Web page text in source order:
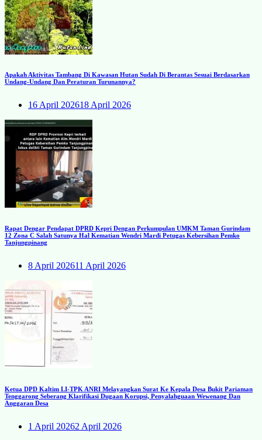
Apakah Aktivitas Tambang Di Kawasan Hutan Sudah Di Berantas Sesuai Berdasarkan
Undang-Undang Dan Peraturan Turunannya?
16 April 202618 April 2026
Rapat Dengar Pendapat DPRD Kepri Dengan Perkumpulan UMKM Taman Gurindam
12 Zona C Salah Satunya Hal Kematian Wendri Mardi Petugas Kebersihan Pemko
Tanjungpinang
8 April 202611 April 2026
Ketua DPD Kaltim LI-TPK ANRI Melayangkan Surat Ke Kepala Desa Bukit Pariaman
Tenggarong Seberang Klarifikasi Dugaan Korupsi, Penyalahguaan Wewenang Dan
Anggaran Desa
1 April 20262 April 2026